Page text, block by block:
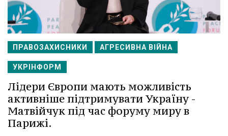
ПРАВОЗАХИСНИКИ АГРЕСИВНА ВІЙНА
УКРІНФОРМ
Лідери Європи мають можливість
активніше підтримувати Україну -
Матвійчук під час форуму миру в
Парижі.